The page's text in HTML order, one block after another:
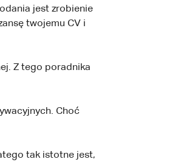
jest zrobienie
twojemu CV i
Z tego poradnika
Choć
tak istotne jest,